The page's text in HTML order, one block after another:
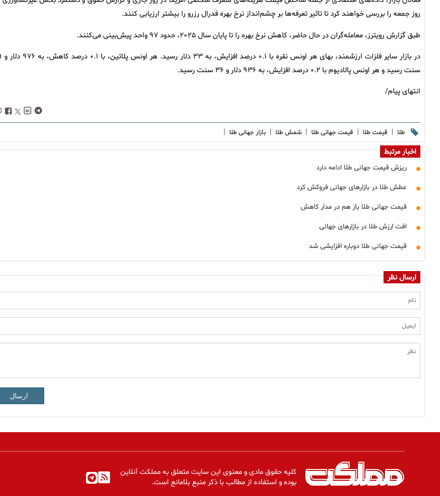
روز جمعه را بررسی خواهند کرد تا تاثیر تعرفه‌ها بر چشم‌انداز نرخ بهره فدرال رزرو را بیشتر ارزیابی کنند.
طبق گزارش رویترز، معامله‌گران در حال حاضر، کاهش نرخ بهره را تا پایان سال ۲۰۲۵، حدود ۹۷ واحد پیش‌بینی می‌کنند.
در بازار سایر
سنت رسید و هر اونس پالادیوم با ۰.۲ درصد افزایش، به ۹۳۶ دلار و ۳۶ سنت رسید.
انتهای پیام/
طلا | قیمت طلا | قیمت جهانی طلا | شمش طلا | بازار جهانی طلا |
اخبار مرتبط
ریزش قیمت جهانی طلا ادامه دارد
عطش طلا در بازارهای جهانی فروکش کرد
قیمت جهانی طلا باز هم در مدار کاهش
افت ارزش طلا در بازارهای جهانی
قیمت جهانی طلا دوباره افزایشی شد
ارسال نظر
ارسال
کلیه حقوق مادی و معنوی این سایت متعلق به مملکت آنلاین
بوده و استفاده از مطالب با ذکر منبع بلامانع است.